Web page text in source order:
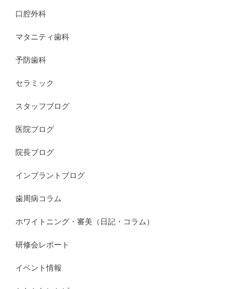
口腔外科
マタニティ歯科
予防歯科
セラミック
スタッフブログ
医院ブログ
院長ブログ
インプラントブログ
歯周病コラム
ホワイトニング・審美（日記・コラム）
研修会レポート
イベント情報